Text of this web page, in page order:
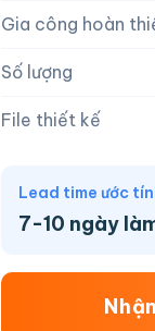
Gia công hoàn
Số lượng
File thiết kế
Lead time ước
7-10 ngày